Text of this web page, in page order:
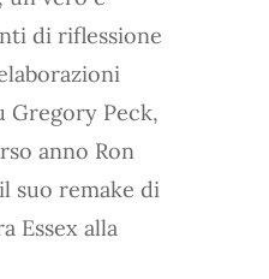
di riflessione
Gregory Peck,
anno Ron
il suo remake di
Essex alla